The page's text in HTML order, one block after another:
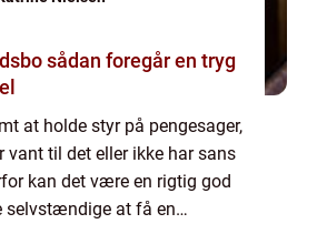
en tryg
at holde styr på pengesager,
vant til det eller ikke har sans
kan det være en rigtig god
selvstændige at få en